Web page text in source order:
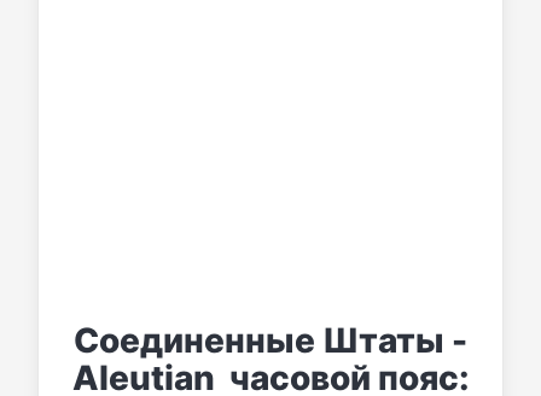
Соединенные Штаты -
Aleutian часовой пояс: